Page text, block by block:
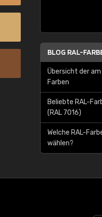
BLOG RAL-
Übersicht der
Farben
Beliebte RAL-
(RAL 7016)
Welche RAL-
wählen?